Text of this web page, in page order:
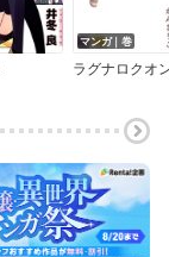
マンガ｜巻